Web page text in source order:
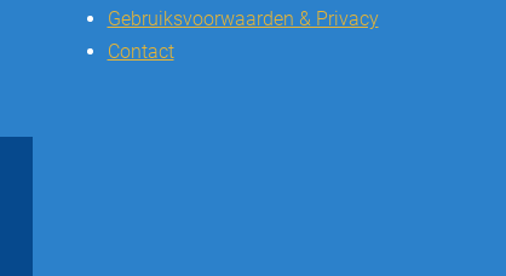
Gebruiksvoorwaarden & Privacy
Contact